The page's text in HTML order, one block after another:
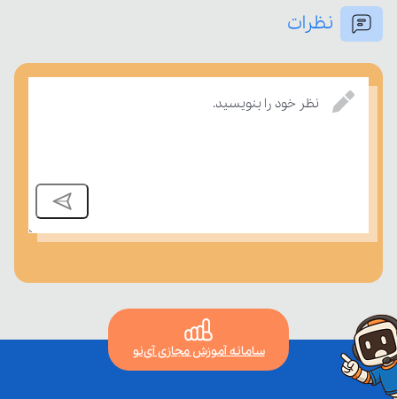
نظرات
نظر خود را بنویسید.
سامانه آموزش مجازی آی‌نو